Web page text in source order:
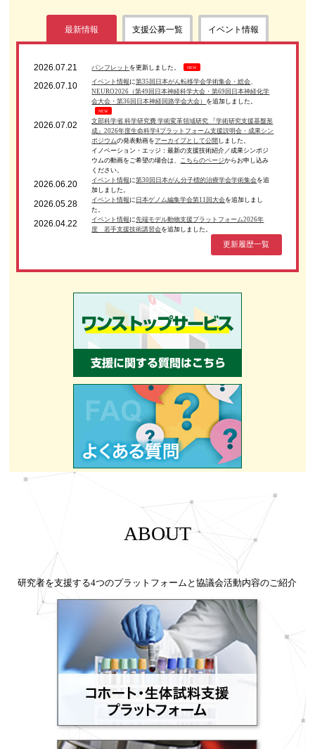
最新情報 支援公募一覧 イベント情報
2026.07.21 パンフレット を更新しました。 NEW
2026.07.10 イベント情報に第35回日本がん転移学会学術集会・総会、
NEURO2026（第49回日本神経科学大会・第69回日本神経化学
会大会・第36回日本神経回路学会大会） を追加しました。
NEW
2026.07.02
文部科学省 科学研究費 学術変革領域研究 『学術研究支援基盤形
成』2026年度生命科学4プラットフォーム支援説明会・成果シン
ポジウムの発表動画を アーカイブとして公開 しました。
イノベーション・エッジ：最新の支援技術紹介／成果シンポジ
ウムの動画をご希望の場合は、 こちらのページからお申し込み
ください。
2026.06.20 イベント情報に第30回日本がん分子標的治療学会学術集会を追
加しました。
2026.05.28 イベント情報に 日本ゲノム編集学会第11回大会を追加しまし
た。
2026.04.22 イベント情報に先端モデル動物支援プラットフォーム2026年
度 若手支援技術講習会を追加しました。
更新履歴一覧
ABOUT
研究者を支援する4つのプラットフォームと協議会活動内容のご紹介